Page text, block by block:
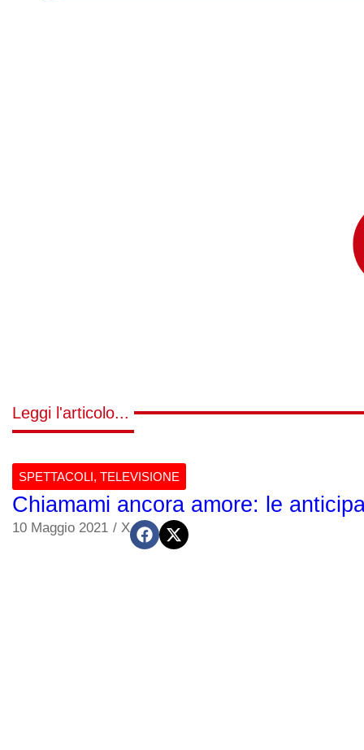
Leggi l'articolo...
SPETTACOLI, TELEVISIONE
Chiamami ancora amore: le
10 Maggio 2021 / X